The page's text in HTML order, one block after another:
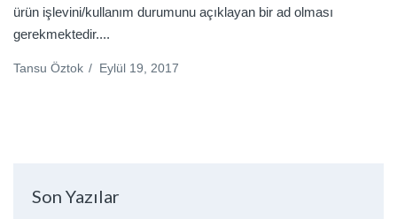
ürün işlevini/kullanım durumunu açıklayan bir ad olması
gerekmektedir....
Tansu Öztok / Eylül 19, 2017
Son Yazılar